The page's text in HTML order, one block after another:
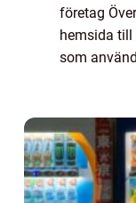
företag
hemsida
som
närvaro